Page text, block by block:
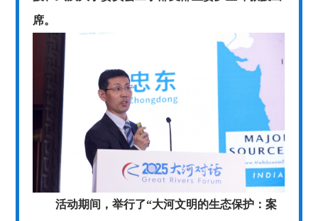
席。
活动期间，举行了“大河文明的生态保护：案